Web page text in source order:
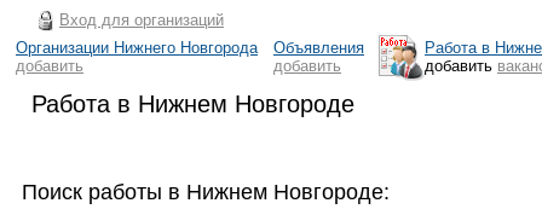
Вход для организаций
Организации Нижнего Новгорода
добавить
Объявления
добавить
Работа в
добавить
Работа в Нижнем Новгороде
Поиск работы в Нижнем Новгороде: